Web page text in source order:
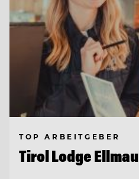
TOP ARBEITGEBER
Tirol Lodge Ellmau